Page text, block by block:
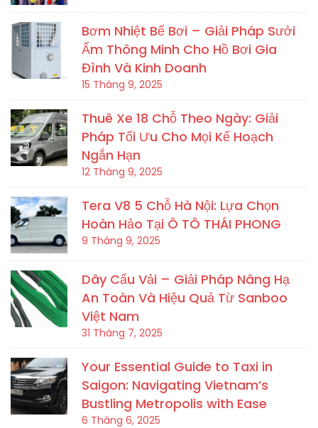
Bơm Nhiệt Bể Bơi – Giải Pháp Sưởi
Ấm Thông Minh Cho Hồ Bơi Gia
Đình Và Kinh Doanh
15 Tháng 9, 2025
Thuê Xe 18 Chỗ Theo Ngày: Giải
Pháp Tối Ưu Cho Mọi Kế Hoạch
Ngắn Hạn
12 Tháng 9, 2025
Tera V8 5 Chỗ Hà Nội: Lựa Chọn
Hoàn Hảo Tại Ô TÔ THÁI PHONG
9 Tháng 9, 2025
Dây Cẩu Vải – Giải Pháp Nâng Hạ
An Toàn Và Hiệu Quả Từ Sanboo
Việt Nam
31 Tháng 7, 2025
Your Essential Guide to Taxi in
Saigon: Navigating Vietnam’s
Bustling Metropolis with Ease
6 Tháng 6, 2025